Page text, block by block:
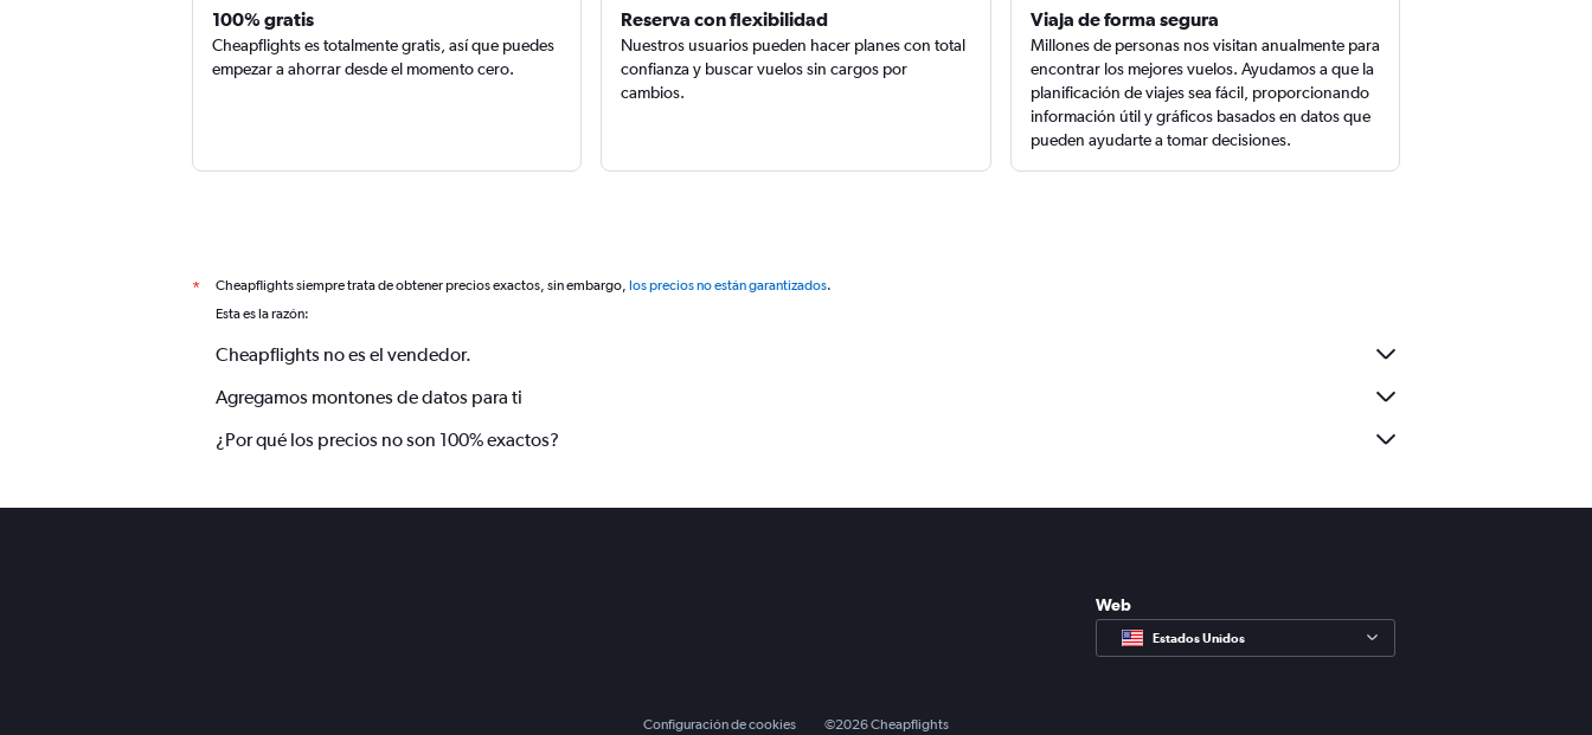
100% gratis
Cheapflights es totalmente gratis, así que puedes
empezar a ahorrar desde el momento cero.
Reserva con flexibilidad
Nuestros usuarios pueden hacer planes con total
confianza y buscar vuelos sin cargos por
cambios.
Viaja de forma segura
Millones de personas nos visitan anualmente para
encontrar los mejores vuelos. Ayudamos a que la
planificación de viajes sea fácil, proporcionando
información útil y gráficos basados en datos que
pueden ayudarte a tomar decisiones.
* Cheapflights siempre trata de obtener precios exactos, sin embargo, los precios no están garantizados.
Esta es la razón:
Cheapflights no es el vendedor.
Agregamos montones de datos para ti
¿Por qué los precios no son 100% exactos?
Web
Estados Unidos
Configuración de cookies ©2026Cheapflights